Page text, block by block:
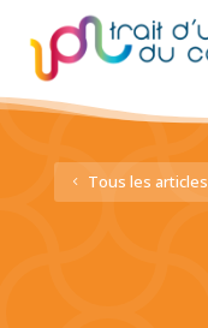
Tous les articles